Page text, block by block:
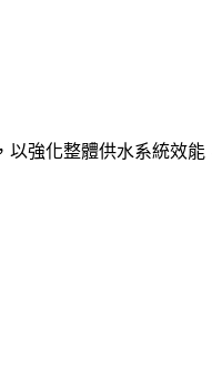
強化整體供水系統效能